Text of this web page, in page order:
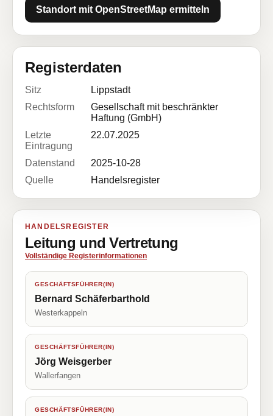
Standort mit OpenStreetMap ermitteln
Registerdaten
Sitz
Lippstadt
Rechtsform
Gesellschaft mit beschränkter
Haftung (GmbH)
Letzte
Eintragung
22.07.2025
Datenstand
2025-10-28
Quelle
Handelsregister
HANDELSREGISTER
Leitung und Vertretung
Vollständige Registerinformationen
GESCHÄFTSFÜHRER(IN)
Bernard Schäferbarthold
Westerkappeln
GESCHÄFTSFÜHRER(IN)
Jörg Weisgerber
Wallerfangen
GESCHÄFTSFÜHRER(IN)